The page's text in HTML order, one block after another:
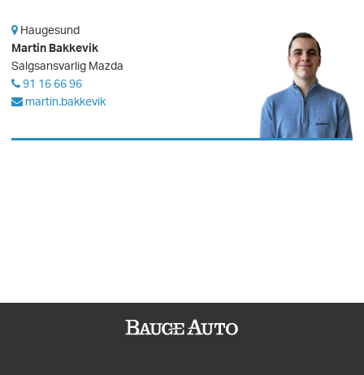
Haugesund
Martin Bakkevik
Salgsansvarlig Mazda
91 16 66 96
martin.bakkevik